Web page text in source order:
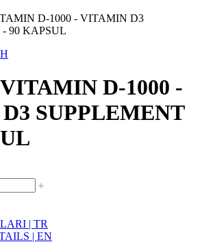
D-1000 -
SUPPLEMENT
| TR
| EN